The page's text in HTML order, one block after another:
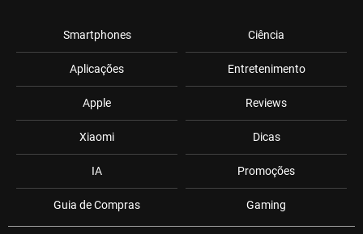
Smartphones
Aplicações
Apple
Xiaomi
IA
Guia de Compras
Ciência
Entretenimento
Reviews
Dicas
Promoções
Gaming